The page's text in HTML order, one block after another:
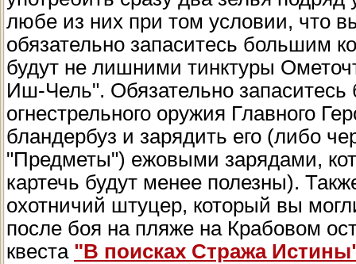
любе из них при том условии, что
обязательно запаситесь большим
будут не лишними тинктуры
Иш-Чель". Обязательно
огнестрельного оружия Главного
бландербуз и зарядить его (либо
"Предметы") ежовыми зарядами,
картечь будут менее полезны).
охотничий штуцер, который вы
после боя на пляже на Крабовом
квеста "В поисках Стража